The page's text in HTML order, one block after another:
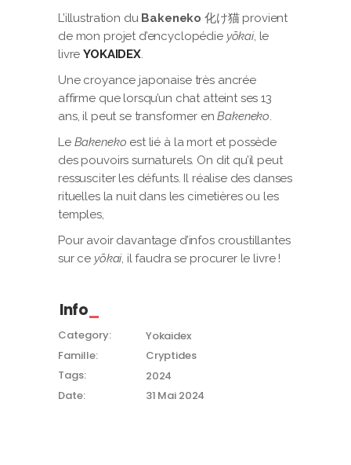
L’illustration du Bakeneko 化け猫 provient
de mon projet d’encyclopédie yōkai, le
livreYOKAIDEX.
Une croyance japonaise très ancrée
affirme que lorsqu’un chat atteint ses 13
ans, il peut se transformer enBakeneko.
Le Bakeneko est lié à la mort et possède
des pouvoirs surnaturels. On dit qu’il peut
ressusciter les défunts. Il réalise des danses
rituelles la nuit dans les cimetières ou les
temples,
Pour avoir davantage d’infos croustillantes
sur ce yōkai, il faudra se procurer le livre !
Info
Category:
Yokaidex
Famille:
Cryptides
Tags:
2024
Date:
31 Mai 2024